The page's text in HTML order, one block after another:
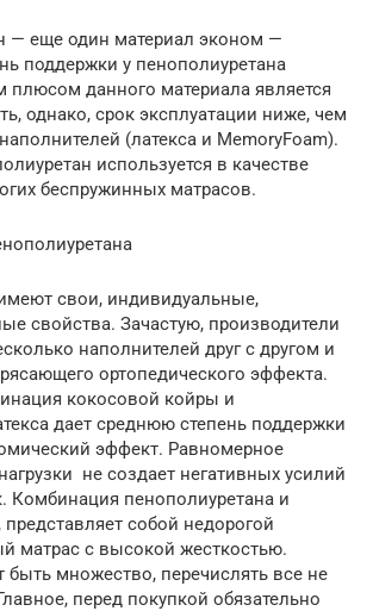
— еще один материал эконом —
поддержки у пенополиуретана
плюсом данного материала является
однако, срок эксплуатации ниже, чем
(латекса и MemoryFoam).
используется в качестве
беспружинных матрасов.
свои, индивидуальные,
свойства. Зачастую, производители
наполнителей друг с другом и
ортопедического эффекта.
кокосовой койры и
дает среднюю степень поддержки
эффект. Равномерное
не создает негативных усилий
Комбинация пенополиуретана и
представляет собой недорогой
матрас с высокой жесткостью.
быть множество, перечислять все не
перед покупкой обязательно